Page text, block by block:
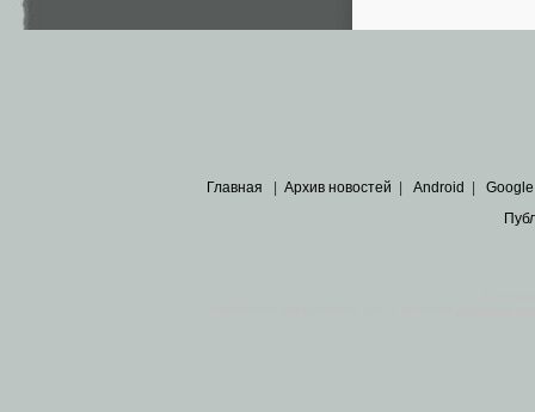
Главная Архив новостей Android Google